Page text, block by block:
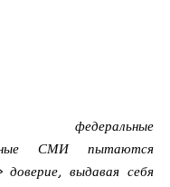
федеральные
СМИ пытаются
доверие, выдавая себя